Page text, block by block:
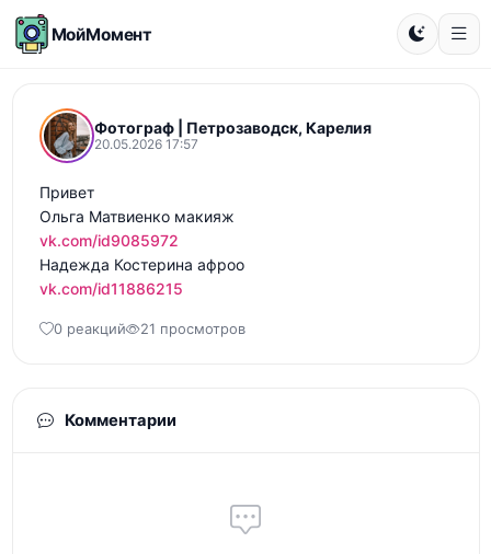
МойМомент
Фотограф | Петрозаводск, Карелия
20.05.2026 17:57
Привет
vk.com/id9085972
Надежда Костерина афроо
vk.com/id11886215
0 реакций 21 просмотров
Комментарии